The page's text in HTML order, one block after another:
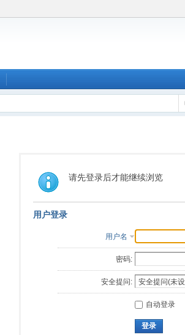
请先登录后才能继续浏览
用户登录
用户名
密码:
安全提问:
自动登录
登录